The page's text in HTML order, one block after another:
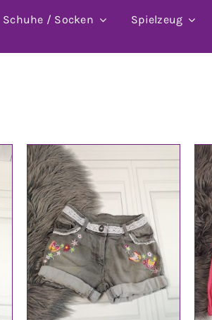
Schuhe / Socken Spielzeug